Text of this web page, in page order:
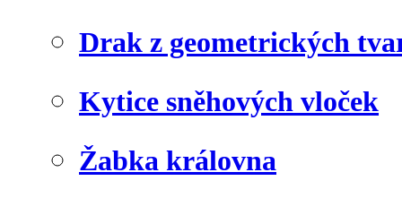
Drak z geometrických
Kytice sněhových vloček
Žabka královna